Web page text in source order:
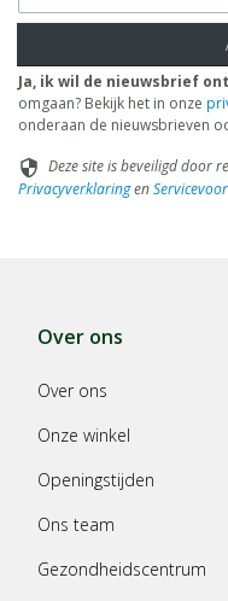
Ja, ik wil de nieuwsbrief
omgaan? Bekijk het in onze
onderaan de nieuwsbrieven
security Deze site is beveiligd door
Privacyverklaringen
Over ons
Over ons
Onze winkel
Openingstijden
Ons team
Gezondheidscentrum